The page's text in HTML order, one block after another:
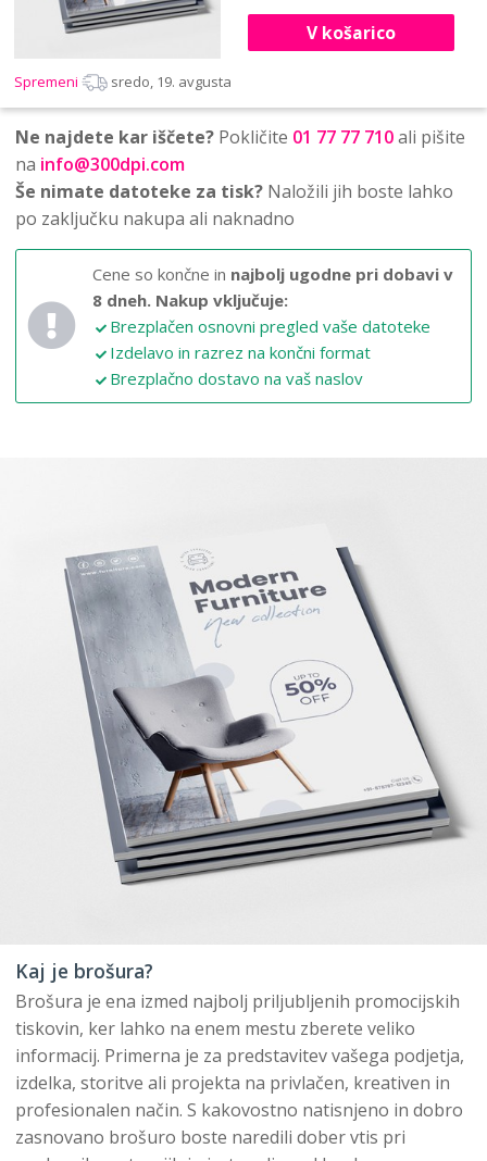
V košarico
Spremeni sredo, 19. avgusta
Ne najdete kar iščete? Pokličite 01 77 77 710ali pišite
na info@300dpi.com
Še nimate datoteke za tisk? Naložili jih boste lahko
po zaključku nakupa ali naknadno
Cene so končne in najbolj ugodne pri dobavi v
8 dneh. Nakup vključuje:
Brezplačen osnovni pregled vaše datoteke
Izdelavo in razrez na končni format
Brezplačno dostavo na vaš naslov
Kaj je brošura?
Brošura je ena izmed najbolj priljubljenih promocijskih
tiskovin, ker lahko na enem mestu zberete veliko
informacij. Primerna je za predstavitev vašega podjetja,
izdelka, storitve ali projekta na privlačen, kreativen in
profesionalen način. S kakovostno natisnjeno in dobro
zasnovano brošuro boste naredili dober vtis pri